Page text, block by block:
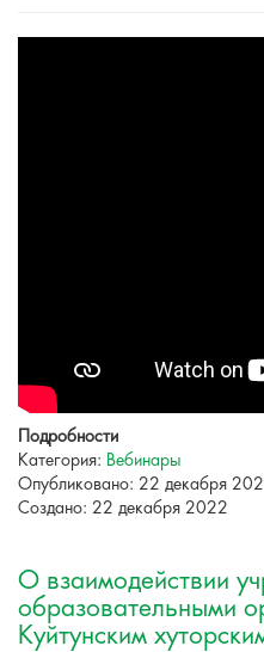
Подробности
Категория: Вебинары
Опубликовано: 22 декабря
Создано: 22 декабря 2022
О взаимодействии
образовательными
Куйтунским